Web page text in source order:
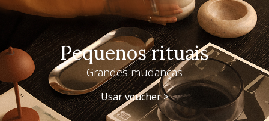
Pequenos rituais
Grandes mudanças
Usar voucher >